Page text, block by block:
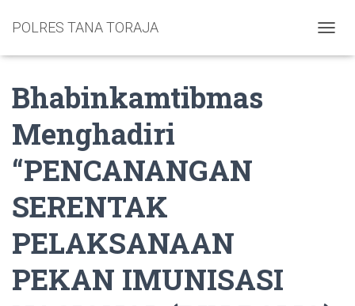
POLRES TANA TORAJA
Bhabinkamtibmas
Menghadiri
“PENCANANGAN
SERENTAK
PELAKSANAAN
PEKAN IMUNISASI